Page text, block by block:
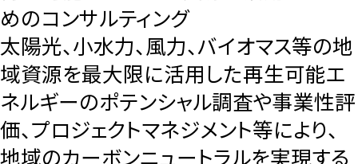
めのコンサルティング
太陽光、小水力、風力、バイオマス等の地
域資源を最大限に活用した再生可能エ
ネルギーのポテンシャル調査や事業性評
価、プロジェクトマネジメント等により、
地域のカーボンニュートラルを実現する